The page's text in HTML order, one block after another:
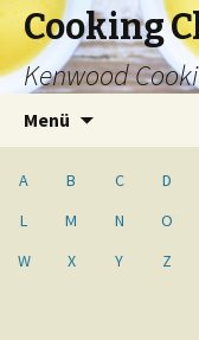
Cooking
Kenwood
Menü
A B C D
L
M N O
W
X Y Z